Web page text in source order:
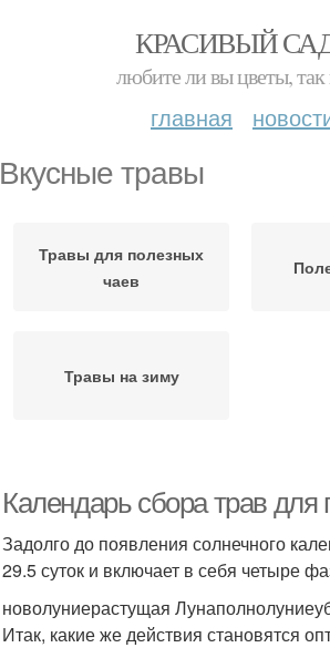
КРАСИВЫЙ
любите ли вы цветы,
главная
Вкусные травы
Травы для полезных
чаев
Травы на зиму
Календарь сбора трав
Задолго до появления солнечного
29.5 суток и включает в себя четыре
новолуниерастущая
Итак, какие же действия становятся